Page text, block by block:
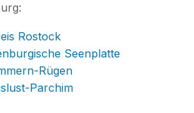
Rostock
Seenplatte
Rügen
Parchim